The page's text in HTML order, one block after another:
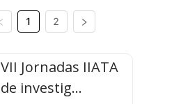
1 2
VII Jornadas IIATA
de investig...